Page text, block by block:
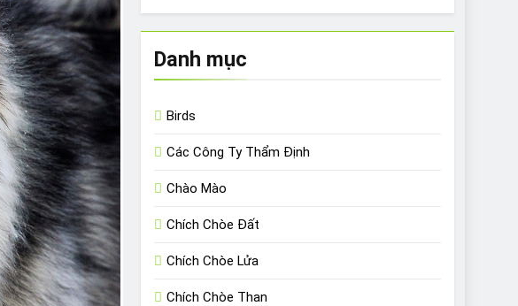
Danh mục
Birds
Các Công Ty Thẩm Định
Chào Mào
Chích Chòe Đất
Chích Chòe Lửa
Chích Chòe Than